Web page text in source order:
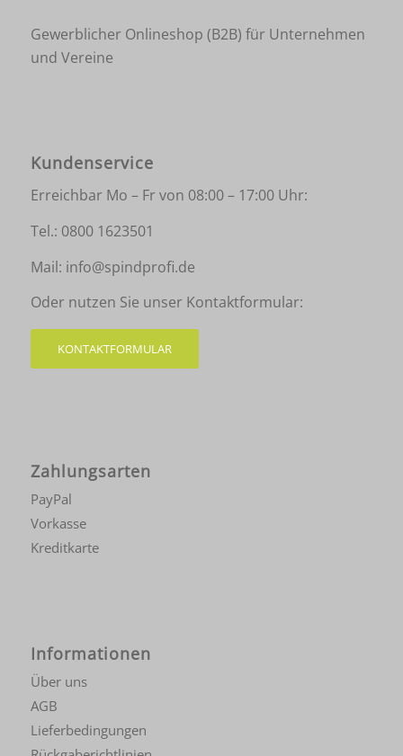
Gewerblicher Onlineshop (B2B) für Unternehmen
und Vereine
Kundenservice
Erreichbar Mo – Fr von 08:00 – 17:00 Uhr:
Tel.: 0800 1623501
Mail: info@spindprofi.de
Oder nutzen Sie unser Kontaktformular:
KONTAKTFORMULAR
Zahlungsarten
PayPal
Vorkasse
Kreditkarte
Informationen
Über uns
AGB
Lieferbedingungen